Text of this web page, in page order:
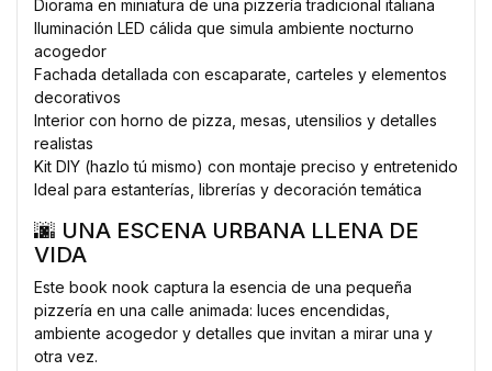
Diorama en miniatura de una pizzería tradicional italiana
Iluminación LED cálida que simula ambiente nocturno
acogedor
Fachada detallada con escaparate, carteles y elementos
decorativos
Interior con horno de pizza, mesas, utensilios y detalles
realistas
Kit DIY (hazlo tú mismo) con montaje preciso y entretenido
Ideal para estanterías, librerías y decoración temática
🌆 UNA ESCENA URBANA LLENA DE
VIDA
Este book nook captura la esencia de una pequeña
pizzería en una calle animada: luces encendidas,
ambiente acogedor y detalles que invitan a mirar una y
otra vez.